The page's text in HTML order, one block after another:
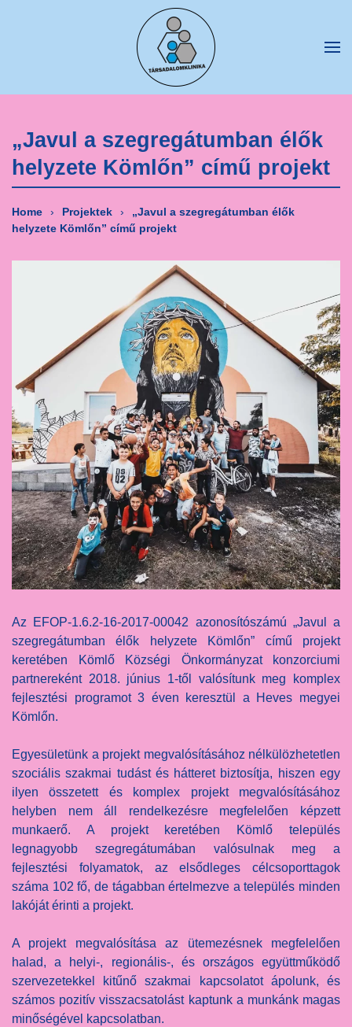
Fő tartalom átugrása
„Javul a szegregátumban élők
helyzete Kömlőn” című projekt
Home Projektek
„Javul a szegregátumban élők
helyzete Kömlőn” című projekt
Az EFOP-1.6.2-16-2017-00042 azonosítószámú „Javul a
szegregátumban élők helyzete Kömlőn” című projekt
keretében Kömlő Községi Önkormányzat konzorciumi
partnereként 2018. június 1-től valósítunk meg komplex
fejlesztési programot 3 éven keresztül a Heves megyei
Kömlőn.
Egyesületünk a projekt megvalósításához nélkülözhetetlen
szociális szakmai tudást és hátteret biztosítja, hiszen egy
ilyen összetett és komplex projekt megvalósításához
helyben nem áll rendelkezésre megfelelően képzett
munkaerő. A projekt keretében Kömlő település
legnagyobb szegregátumában valósulnak meg a
fejlesztési folyamatok, az elsődleges célcsoporttagok
száma 102 fő, de tágabban értelmezve a település minden
lakóját érinti a projekt.
A projekt megvalósítása az ütemezésnek megfelelően
halad, a helyi-, regionális-, és országos együttműködő
szervezetekkel kitűnő szakmai kapcsolatot ápolunk, és
számos pozitív visszacsatolást kaptunk a munkánk magas
minőségével kapcsolatban.